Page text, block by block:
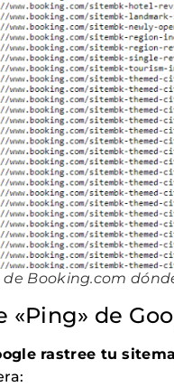
Booking.com
«Ping» de
rastree tu